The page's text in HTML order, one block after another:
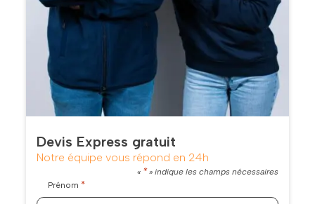
Devis Express gratuit
Notre équipe vous répond en 24h
« *» indique les champs nécessaires
Prénom *